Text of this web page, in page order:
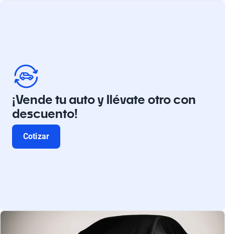
¡Vende tu auto y llévate otro con
descuento!
Cotizar